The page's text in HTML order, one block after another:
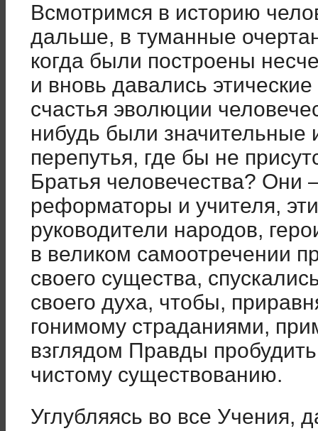
Всмотримся в историю
дальше, в туманные
когда были построены
и вновь давались
счастья эволюции
нибудь были значительные
перепутья, где бы не
Братья человечества? Они
реформаторы и учителя,
руководители народов,
в великом самоотречении
своего существа,
своего духа, чтобы,
гонимому страданиями,
взглядом Правды
чистому существованию.
Углубляясь во все Учения,